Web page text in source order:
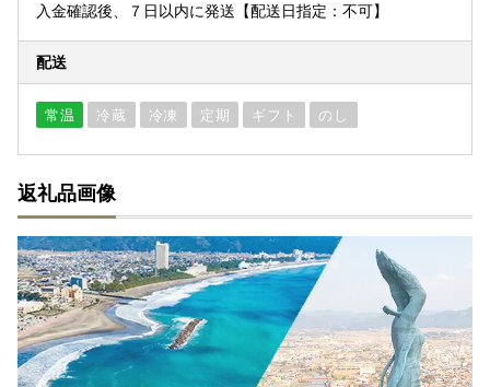
入金確認後、７日以内に発送【配送日指定：不可】
配送
常温 冷蔵 冷凍 定期 ギフト のし
返礼品画像